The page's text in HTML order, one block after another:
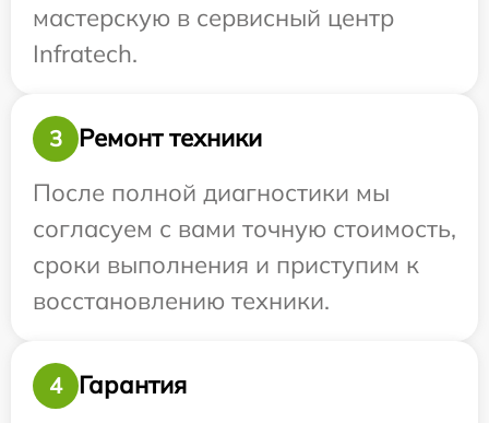
мастерскую в сервисный центр
Infratech.
3
Ремонт техники
После полной диагностики мы
согласуем с вами точную стоимость,
сроки выполнения и приступим к
восстановлению техники.
4 Гарантия